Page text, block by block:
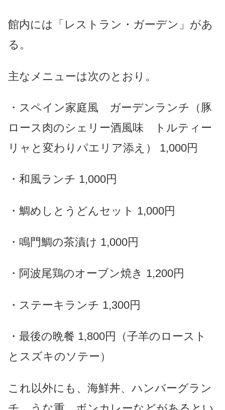
館内には「レストラン・ガーデン」があ
る。
主なメニューは次のとおり。
・スペイン家庭風 ガーデンランチ（豚
ロース肉のシェリー酒風味 トルティー
リャと変わりパエリア添え） 1,000円
・和風ランチ 1,000円
・鯛めしとうどんセット 1,000円
・鳴門鯛の茶漬け 1,000円
・阿波尾鶏のオーブン焼き 1,200円
・ステーキランチ 1,300円
・最後の晩餐 1,800円（子羊のロースト
とスズキのソテー）
これ以外にも、海鮮丼、ハンバーグラン